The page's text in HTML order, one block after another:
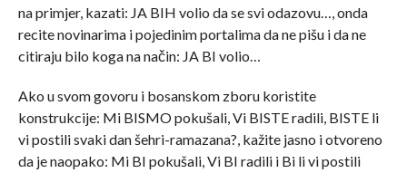
na primjer, kazati: JA BIH volio da se svi odazovu…, onda
recite novinarima i pojedinim portalima da ne pišu i da ne
citiraju bilo koga na način: JA BI volio…
Ako u svom govoru i bosanskom zboru koristite
konstrukcije: Mi BISMO pokušali, Vi BISTE radili, BISTE li
vi postili svaki dan šehri-ramazana?, kažite jasno i otvoreno
da je naopako: Mi BI pokušali, Vi BI radili i Bi li vi postili